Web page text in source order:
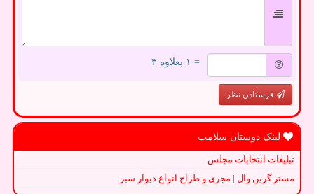
= ۱ بعلاوه ۳
فرستادن نظر
لینک دوستان سلامت
تبلیغات انتخابات مجلس
مستر گرین وال | مجری و طراح انواع دیوار سبز